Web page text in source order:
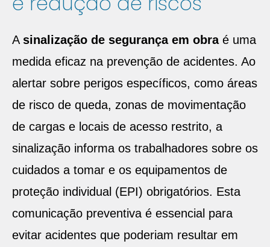
A sinalização de segurança em obraé uma
medida eficaz na prevenção de acidentes. Ao
alertar sobre perigos específicos, como áreas
de risco de queda, zonas de movimentação
de cargas e locais de acesso restrito, a
sinalização informa os trabalhadores sobre os
cuidados a tomar e os equipamentos de
proteção individual (EPI) obrigatórios. Esta
comunicação preventiva é essencial para
evitar acidentes que poderiam resultar em